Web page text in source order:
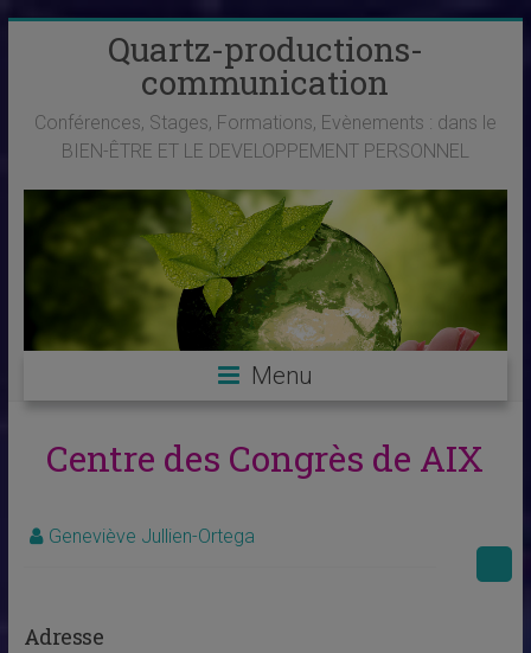
Quartz-productions-
communication
Conférences, Stages, Formations, Evènements : dans le
BIEN-ÊTRE ET LE DEVELOPPEMENT PERSONNEL
Menu
Centre des Congrès de AIX
Geneviève Jullien-Ortega
Adresse